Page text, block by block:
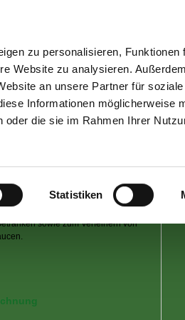
zu personalisieren, Funktionen
Website zu analysieren.
an unsere Partner für
Informationen möglicherweise
die sie im Rahmen Ihrer
Statistiken
gewonnen und schonend
fein-milden Geschmack eignet er
sowie zum Verfeinern von
dennree Qualität |